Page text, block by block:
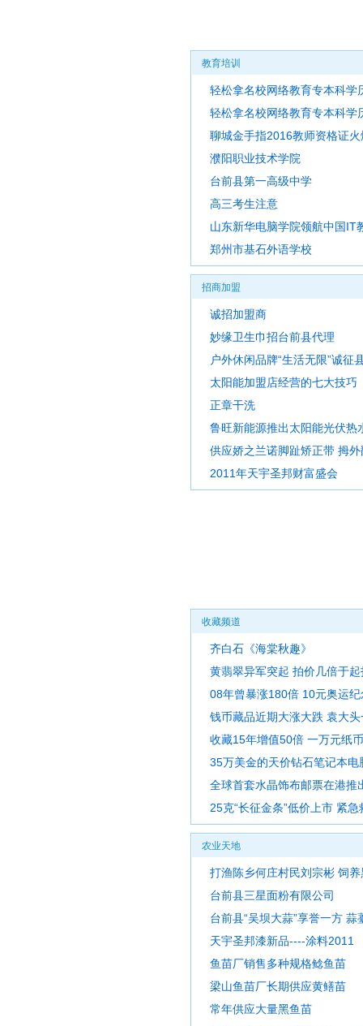
教育培训
轻松拿名校网络教育专本科学
轻松拿名校网络教育专本科学
聊城金手指2016教师资格证
濮阳职业技术学院
台前县第一高级中学
高三考生注意
山东新华电脑学院领航中国IT
郑州市基石外语学校
招商加盟
诚招加盟商
妙缘卫生巾招台前县代理
户外休闲品牌“生活无限”诚征
太阳能加盟店经营的七大技巧
正章干洗
鲁旺新能源推出太阳能光伏热
供应娇之兰诺脚趾矫正带 拇
2011年天宇圣邦财富盛会
收藏频道
齐白石《海棠秋趣》
黄翡翠异军突起 拍价几倍于
08年曾暴涨180倍 10元奥运
钱币藏品近期大涨大跌 袁大
收藏15年增值50倍 一万元纸
35万美金的天价钻石笔记本电
全球首套水晶饰布邮票在港推
25克“长征金条”低价上市 紧急
农业天地
打渔陈乡何庄村民刘宗彬 饲
台前县三星面粉有限公司
台前县“吴坝大蒜”享誉一方 蒜
天宇圣邦漆新品----涂料2011
鱼苗厂销售多种规格鲶鱼苗
梁山鱼苗厂长期供应黄鳝苗
常年供应大量黑鱼苗